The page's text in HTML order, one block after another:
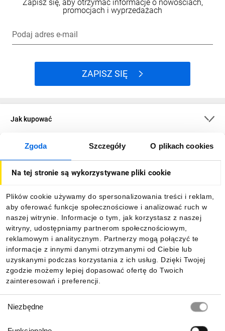
Zgoda Szczegóły O plikach cookies
Na tej stronie są wykorzystywane pliki cookie
Plików cookie używamy do spersonalizowania treści i reklam,
aby oferować funkcje społecznościowe i analizować ruch w
naszej witrynie. Informacje o tym, jak korzystasz z naszej
witryny, udostępniamy partnerom społecznościowym,
reklamowym i analitycznym. Partnerzy mogą połączyć te
informacje z innymi danymi otrzymanymi od Ciebie lub
uzyskanymi podczas korzystania z ich usług. Dzięki Twojej
zgodzie możemy lepiej dopasować ofertę do Twoich
zainteresowań i preferencji.
zgody
Niezbędne
Zapisz się, aby otrzymać informacje o nowościach,
promocjach i wyprzedażach
Podaj adres e-mail
ZAPISZ SIĘ
Jak kupować
O firmie
Informacje
Pobierz naszą aplikację mobilną: